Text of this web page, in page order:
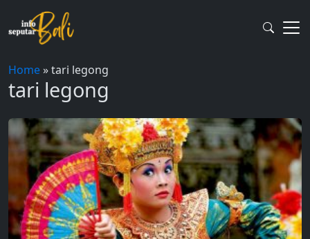
content
Home»tari legong
tari legong